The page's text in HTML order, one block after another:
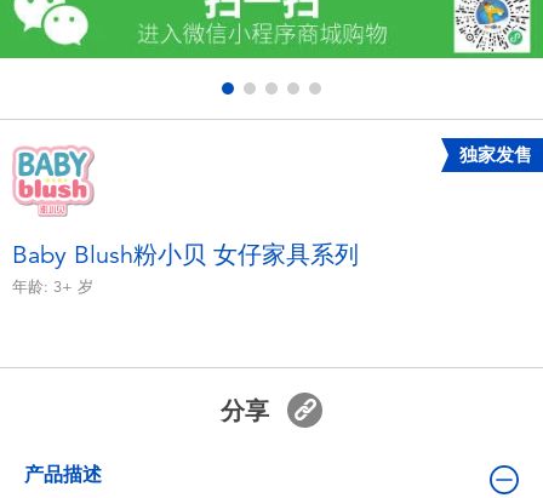
户外及运动产品
模仿，化妆及造型系列
毛绒公仔玩具
独家发售
Baby Blush粉小贝 女仔家具系列
年龄: 3+ 岁
分享
产品描述